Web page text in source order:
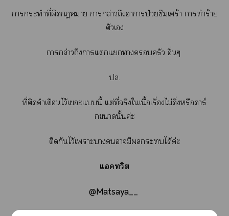
าะทำที่ผิดกฏา าล่าวถึงาาป่วยซึมเศร้า าทำร้าย
ตัวเ
าล่าวถึงาแแาครัว อื่นๆ
ปล.
ที่ติดคำเตือนไว้เะแนี้ แต่ที่จริงใเนื้อเรื่องไม่ดิ่งหรือดาร์
กานั้นค่ะ
ติดกันไว้เาะาามีะได้ค่ะ
แคทวิต
@Matsaya__